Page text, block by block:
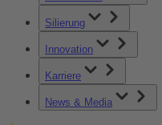
Silierung
Innovation
Karriere
News & Media